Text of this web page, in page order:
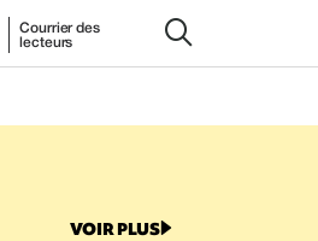
Courrier des
lecteurs
VOIR PLUS